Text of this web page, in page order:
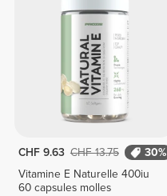
CHF 9.63 CHF 13.75
30%
Vitamine E Naturelle 400iu
60 capsules molles